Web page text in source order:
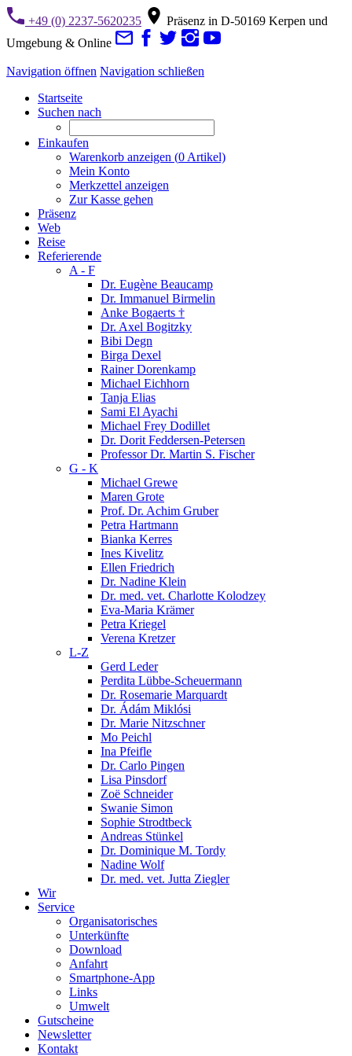
+49 (0) 2237-5620235
Präsenz in D-50169 Kerpen und
Umgebung & Online
Navigation öffnen Navigation schließen
Startseite
Suchen nach
Einkaufen
Warenkorb anzeigen (0 Artikel)
Mein Konto
Merkzettel anzeigen
Zur Kasse gehen
Präsenz
Web
Reise
Referierende
A - F
Dr. Eugène Beaucamp
Dr. Immanuel Birmelin
Anke Bogaerts †
Dr. Axel Bogitzky
Bibi Degn
Birga Dexel
Rainer Dorenkamp
Michael Eichhorn
Tanja Elias
Sami El Ayachi
Michael Frey Dodillet
Dr. Dorit Feddersen-Petersen
Professor Dr. Martin S. Fischer
G - K
Michael Grewe
Maren Grote
Prof. Dr. Achim Gruber
Petra Hartmann
Bianka Kerres
Ines Kivelitz
Ellen Friedrich
Dr. Nadine Klein
Dr. med. vet. Charlotte Kolodzey
Eva-Maria Krämer
Petra Kriegel
Verena Kretzer
L-Z
Gerd Leder
Perdita Lübbe-Scheuermann
Dr. Rosemarie Marquardt
Dr. Ádám Miklósi
Dr. Marie Nitzschner
Mo Peichl
Ina Pfeifle
Dr. Carlo Pingen
Lisa Pinsdorf
Zoë Schneider
Swanie Simon
Sophie Strodtbeck
Andreas Stünkel
Dr. Dominique M. Tordy
Nadine Wolf
Dr. med. vet. Jutta Ziegler
Wir
Service
Organisatorisches
Unterkünfte
Download
Anfahrt
Smartphone-App
Links
Umwelt
Gutscheine
Newsletter
Kontakt